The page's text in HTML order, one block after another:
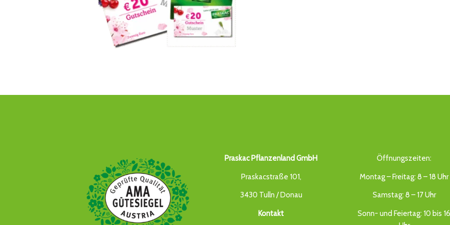
Praskac Pflanzenland GmbH
Praskacstraße 101,
3430 Tulln / Donau
Kontakt
Öffnungszeiten:
Montag – Freitag: 8 – 18 Uhr
Samstag: 8 – 17 Uhr
Sonn- und Feiertag: 10 bis 16